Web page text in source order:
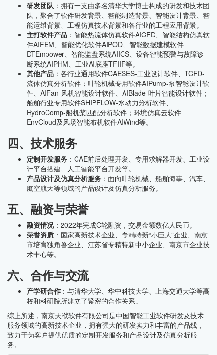
研发团队 ：拥有一支由多名清华大学博士构成的研发和技术团
队，聚合了软件研发背景、智能制造背景、智能设计背景、智
能运维背景、工程仿真技术背景和各行业的工程应用背景。
主打软件产品 ：智能热流体仿真软件AICFD、智能结构仿真软
件AIFEM、智能优化软件AIPOD、智能数据建模软件
DTEmpower、智能监盘系统AIICS、设备智能预警与故障诊
断系统AIPHM、工业AI底座TFIIF等。
其他产品 ：各行业通用软件CAESES-工业设计软件、TCFD-
流体仿真分析软件；叶轮机械专用软件AIPump-泵智能设计软
件、AIFan-风机智能设计软件、AIBlade-叶片智能设计软件；
船舶行业专用软件SHIPFLOW-水动力分析软件、
HydroComp-船机桨匹配分析软件；环境仿真云软件
EnvCloud及风场智能布机软件AIWind等。
四、技术服务
定制开发服务 ：CAE前后处理开发、专用求解器开发、工业设
计平台搭建、人工智能平台开发等。
产品设计及仿真分析服务 ：面向叶轮机械、船舶海事、汽车、
航空航天等领域的产品设计及仿真分析服务。
五、融资与荣誉
融资情况：2022年完成C轮融资，交易金额数亿人民币。
荣誉资质 ：国家高新技术企业、专精特新“小巨人”企业、南京
市培育独角兽企业、江苏省专精特新中小企业、南京市企业技
术中心等。
六、合作与交流
产学研合作 ：与清华大学、华中科技大学、上海交通大学等高
校和科研院所建立了紧密的合作关系。
综上所述，南京天洑软件有限公司是中国智能工业软件研发及技术
服务领域的高新技术企业，拥有强大的研发实力和丰富的产品线，
致力于为客户提供优质的定制开发服务和产品设计及仿真分析服
务。